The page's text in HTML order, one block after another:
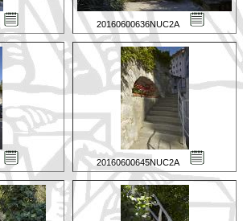
20160600636NUC2A
20160600645NUC2A